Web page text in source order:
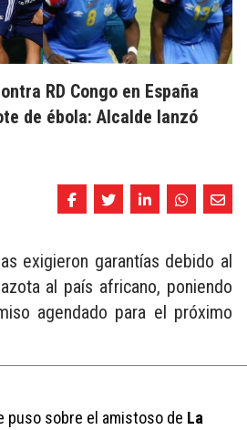
RD Congo en España
de ébola: Alcalde lanzó
exigieron garantías debido al
al país africano, poniendo
agendado para el próximo
puso sobre el amistoso de La